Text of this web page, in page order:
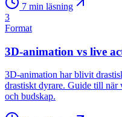
7 min läsning
3
Format
3D-animation vs live
3D-animation har blivit
drastiskt dyrare. Guide till
och budskap.